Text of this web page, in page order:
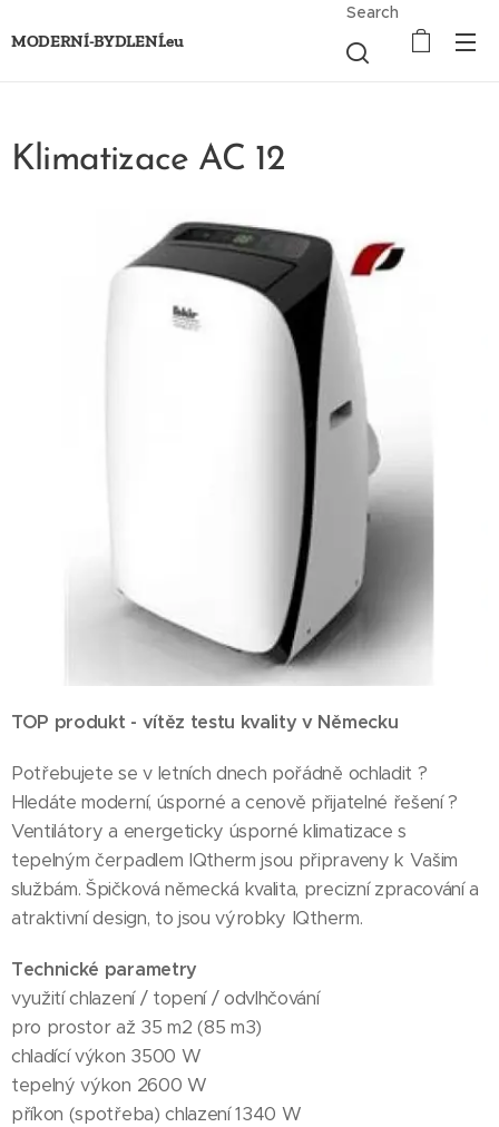
MODERNÍ-BYDLENÍ.eu
Search
Klimatizace AC 12
TOP produkt - vítěz testu kvality v Německu
Potřebujete se v letních dnech pořádně ochladit ?
Hledáte moderní, úsporné a cenově přijatelné řešení ?
Ventilátory a energeticky úsporné klimatizace s
tepelným čerpadlem IQtherm jsou připraveny k Vašim
službám. Špičková německá kvalita, precizní zpracování a
atraktivní design, to jsou výrobky IQtherm.
Technické parametry
využití chlazení / topení / odvlhčování
pro prostor až 35 m2 (85 m3)
chladící výkon 3500 W
tepelný výkon 2600 W
příkon (spotřeba) chlazení 1340 W